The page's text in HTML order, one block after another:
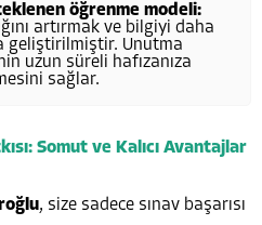
öğrenme modeli:
artırmak ve bilgiyi daha
geliştirilmiştir. Unutma
uzun süreli hafızanıza
sağlar.
Somut ve Kalıcı Avantajlar
, size sadece sınav başarısı